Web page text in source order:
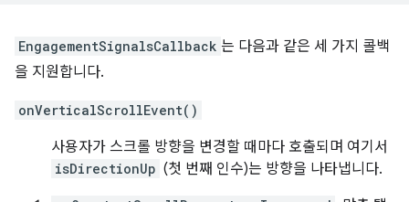
EngagementSignalsCallback 는 다음과 같은 세 가지 콜백
을 지원합니다.
onVerticalScrollEvent()
사용자가 스크롤 방향을 변경할 때마다 호출되며 여기서
isDirectionUp (첫 번째 인수)는 방향을 나타냅니다.